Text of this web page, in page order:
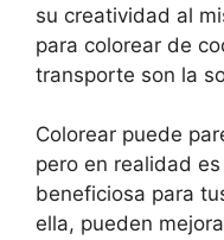
su creatividad al
para colorear de
transporte son la
Colorear puede
pero en realidad
beneficiosa para
ella, pueden